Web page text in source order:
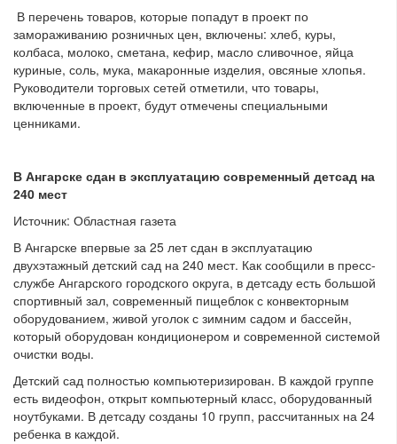
В перечень товаров, которые попадут в проект по
замораживанию розничных цен, включены: хлеб, куры,
колбаса, молоко, сметана, кефир, масло сливочное, яйца
куриные, соль, мука, макаронные изделия, овсяные хлопья.
Руководители торговых сетей отметили, что товары,
включенные в проект, будут отмечены специальными
ценниками.
В Ангарске сдан в эксплуатацию современный детсад на
240 мест
Источник: Областная газета
В Ангарске впервые за 25 лет сдан в эксплуатацию
двухэтажный детский сад на 240 мест. Как сообщили в пресс-
службе Ангарского городского округа, в детсаду есть большой
спортивный зал, современный пищеблок с конвекторным
оборудованием, живой уголок с зимним садом и бассейн,
который оборудован кондиционером и современной системой
очистки воды.
Детский сад полностью компьютеризирован. В каждой группе
есть видеофон, открыт компьютерный класс, оборудованный
ноутбуками. В детсаду созданы 10 групп, рассчитанных на 24
ребенка в каждой.